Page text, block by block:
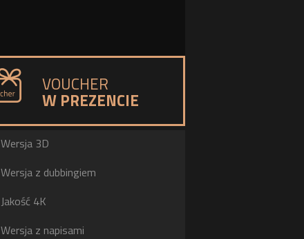
VOUCHER
W PREZENCIE
Wersja 3D
Wersja z dubbingiem
Jakość 4K
Wersja z napisami